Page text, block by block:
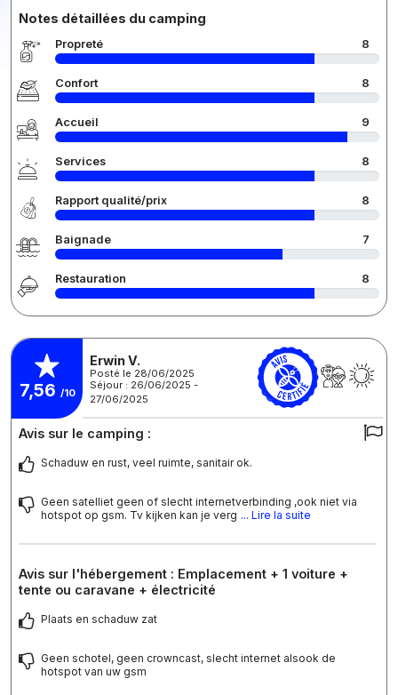
Notes détaillées du camping
Propreté 8
Confort 8
Accueil 9
Services 8
Rapport qualité/prix 8
Baignade 7
Restauration 8
7,56 /10
Erwin V.
Posté le 28/06/2025
Séjour : 26/06/2025 -
27/06/2025
Avis sur le camping :
Schaduw en rust, veel ruimte, sanitair ok.
Geen satelliet geen of slecht internetverbinding ,ook niet via
hotspot op gsm. Tv kijken kan je verg ... Lire la suite
Avis sur l'hébergement : Emplacement + 1 voiture +
tente ou caravane + électricité
Plaats en schaduw zat
Geen schotel, geen crowncast, slecht internet alsook de
hotspot van uw gsm